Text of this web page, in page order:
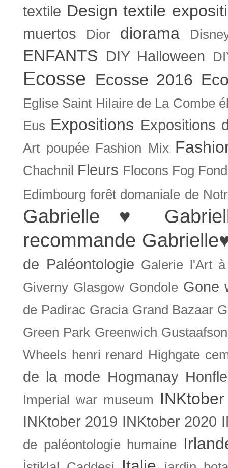
textile Design textile
muertos Dior diorama
ENFANTS DIY Halloween
Ecosse Ecosse 2016
Eglise Saint Hilaire de La Combe
Eus Expositions Expositions
Art poupée Fashion Mix
Chachnil Fleurs Flocons Fog
Edimbourg forêt domaniale de
Gabrielle ♥
recommande
de Paléontologie Galerie l'Art
Giverny Glasgow Gondole Gone
de Padirac Gracia Grand Bazaar
Green Park Greenwich Gustaafson
Wheels henri renard Highgate
de la mode Hogmanay
Imperial war museum INKtober
INKtober 2019 INKtober 2020
de paléontologie humaine